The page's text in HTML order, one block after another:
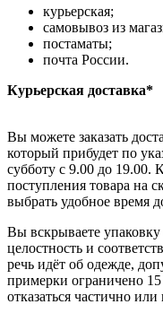
курьерская;
самовывоз из
постаматы;
почта России.
Курьерская доставка*
Вы можете заказать
который прибудет по
субботу с 9.00 до 19.00.
поступления товара на
выбрать удобное время
Вы вскрываете упаковку
целостность и
речь идёт об одежде,
примерки ограничено
отказаться частично